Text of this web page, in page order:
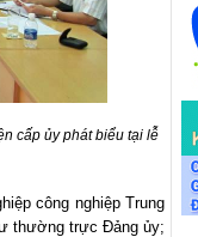
cấp ủy phát biểu tại lễ
công nghiệp Trung
thường trực Đảng ủy;